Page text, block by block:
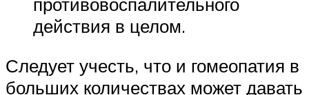
действия в целом.
Следует учесть, что и гомеопатия в
больших количествах может давать